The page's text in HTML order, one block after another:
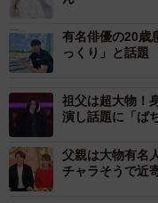
有名俳優の20歳
っくり」と話題
祖父は超大物！
演し話題に「ば
父親は大物有名
チャラそうで近